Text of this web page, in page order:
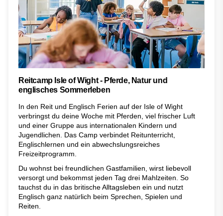
Reitcamp Isle of Wight - Pferde, Natur und
englisches Sommerleben
In den Reit und Englisch Ferien auf der Isle of Wight
verbringst du deine Woche mit Pferden, viel frischer Luft
und einer Gruppe aus internationalen Kindern und
Jugendlichen. Das Camp verbindet Reitunterricht,
Englischlernen und ein abwechslungsreiches
Freizeitprogramm.
Du wohnst bei freundlichen Gastfamilien, wirst liebevoll
versorgt und bekommst jeden Tag drei Mahlzeiten. So
tauchst du in das britische Alltagsleben ein und nutzt
Englisch ganz natürlich beim Sprechen, Spielen und
Reiten.